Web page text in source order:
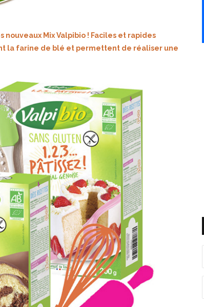
Mix Valpibio ! Faciles et rapides
la farine de blé et permettent de réaliser une